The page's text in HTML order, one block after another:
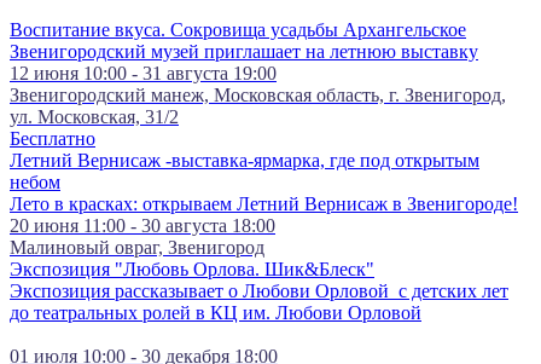
Воспитание вкуса. Сокровища усадьбы Архангельское
Звенигородский музей приглашает на летнюю выставку
12 июня 10:00 - 31 августа 19:00
Звенигородский манеж, Московская область, г. Звенигород,
ул. Московская, 31/2
Бесплатно
Летний Вернисаж -выставка-ярмарка, где под открытым
небом
Лето в красках: открываем Летний Вернисаж в Звенигороде!
20 июня 11:00 - 30 августа 18:00
Малиновый овраг, Звенигород
Экспозиция "Любовь Орлова. Шик&Блеск"
Экспозиция рассказывает о Любови Орловой с детских лет
до театральных ролей в КЦ им. Любови Орловой
01 июля 10:00 - 30 декабря 18:00